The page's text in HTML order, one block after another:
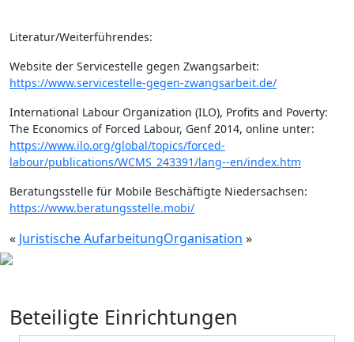
Literatur/Weiterführendes:
Website der Servicestelle gegen Zwangsarbeit:
https://www.servicestelle-gegen-zwangsarbeit.de/
International Labour Organization (ILO), Profits and Poverty:
The Economics of Forced Labour, Genf 2014, online unter:
https://www.ilo.org/global/topics/forced-
labour/publications/WCMS_243391/lang--en/index.htm
Beratungsstelle für Mobile Beschäftigte Niedersachsen:
https://www.beratungsstelle.mobi/
« Juristische AufarbeitungOrganisation »
Beteiligte Einrichtungen